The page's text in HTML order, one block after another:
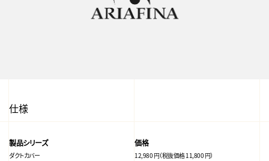
仕様
製品シリーズ
ダクトカバー
価格
12,980 円（税抜価格 11,800 円）